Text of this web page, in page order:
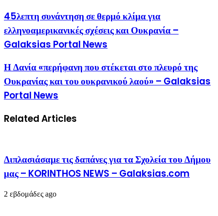
45λεπτη συνάντηση σε θερμό κλίμα για
ελληνοαμερικανικές σχέσεις και Ουκρανία –
Galaksias Portal News
Η Δανία «περήφανη που στέκεται στο πλευρό της
Ουκρανίας και του ουκρανικού λαού» – Galaksias
Portal News
Related Articles
Διπλασιάσαμε τις δαπάνες για τα Σχολεία του Δήμου
μας – KORINTHOS NEWS – Galaksias.com
2 εβδομάδες ago